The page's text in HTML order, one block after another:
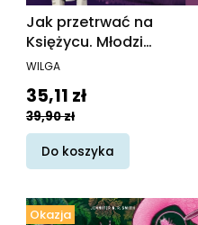
Jak przetrwać na
Księżycu. Młodzi
Odkrywcy
PRODUCENT
WILGA
Cena promocyjna
35,11 zł
39,90 zł
Do koszyka
Okazja